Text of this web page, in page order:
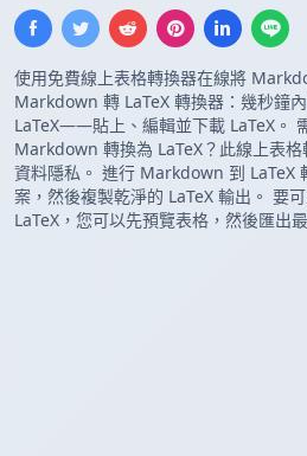
使用免費線上表格轉換器在線將
Markdown 轉 LaTeX 轉換器：幾秒鐘
LaTeX——貼上、編輯並下載 LaTeX。
Markdown 轉換為 LaTeX？此線上表
資料隱私。 進行 Markdown 到 LaTeX
案，然後複製乾淨的 LaTeX 輸出。 要
LaTeX，您可以先預覽表格，然後匯出